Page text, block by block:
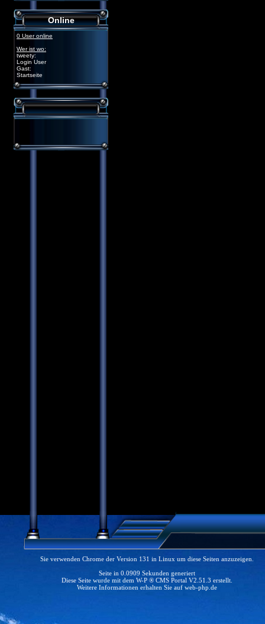
Online
0 User online
Wer ist wo:
tweety:
Login User
Gast:
Startseite
Sie verwenden Chrome der Version 131 in Linux um diese Seiten anzuzeigen.
Seite in 0.0909 Sekunden generiert
Diese Seite wurde mit dem W-P ® CMS Portal V2.51.3 erstellt.
Weitere Informationen erhalten Sie auf web-php.de